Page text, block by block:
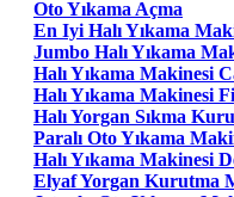
Oto Yıkama Açma
En Iyi Halı Yıkama
Jumbo Halı Yıkama
Halı Yıkama Makinesi
Halı Yıkama Makinesi
Halı Yorgan Sıkma
Paralı Oto Yıkama
Halı Yıkama Makinesi
Elyaf Yorgan Kurutma